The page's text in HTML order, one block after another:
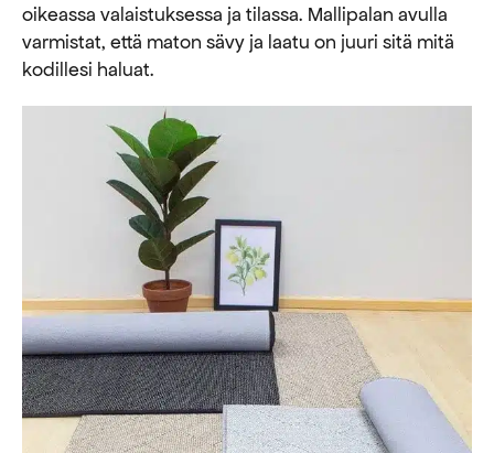
oikeassa valaistuksessa ja tilassa. Mallipalan avulla
varmistat, että maton sävy ja laatu on juuri sitä mitä
kodillesi haluat.